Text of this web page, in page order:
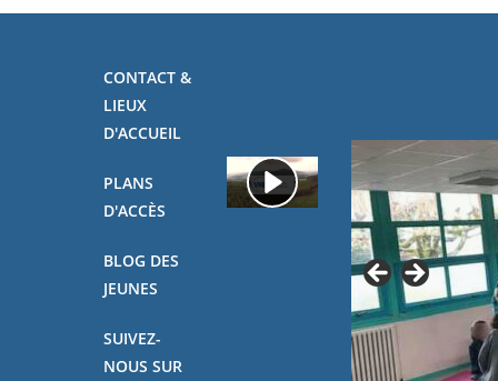
CONTACT &
LIEUX
D'ACCUEIL
PLANS
D'ACCÈS
BLOG DES
JEUNES
SUIVEZ-
NOUS SUR